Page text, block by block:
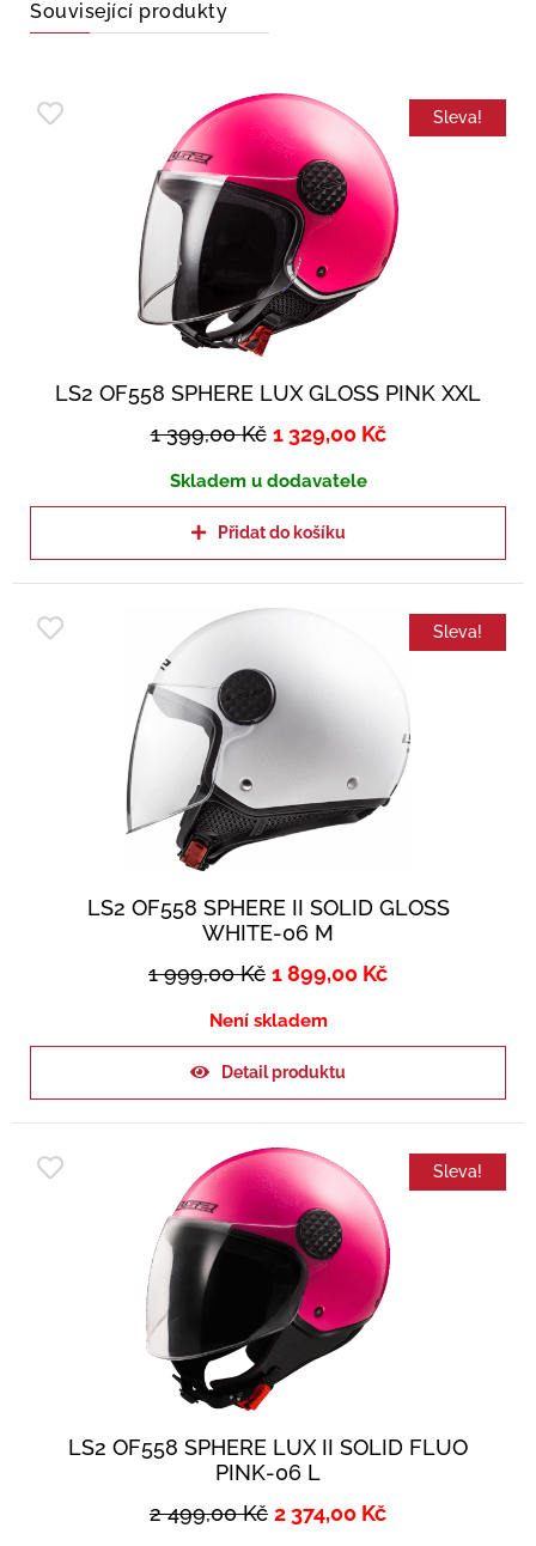
Související produkty
Sleva!
LS2 OF558 SPHERE LUX GLOSS PINK XXL
1 399,00Kč 1 329,00 Kč
Skladem u dodavatele
Přidat do košíku
Sleva!
LS2 OF558 SPHERE II SOLID GLOSS
WHITE-06 M
1 999,00Kč 1 899,00 Kč
Není skladem
Detail produktu
Sleva!
LS2 OF558 SPHERE LUX II SOLID FLUO
PINK-06 L
2 499,00Kč 2 374,00 Kč